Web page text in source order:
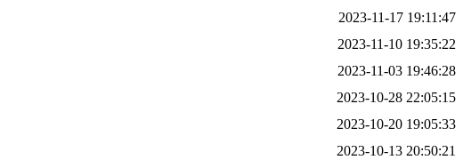
2023-11-17 19:11:47
2023-11-10 19:35:22
2023-11-03 19:46:28
2023-10-28 22:05:15
2023-10-20 19:05:33
2023-10-13 20:50:21